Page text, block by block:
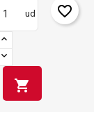
ud
shopping_cart
favorite_border